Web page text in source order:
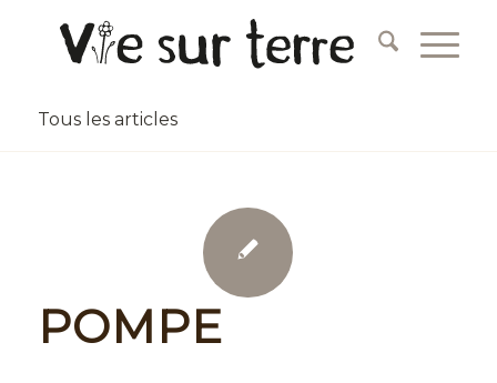
Tous les articles
POMPE